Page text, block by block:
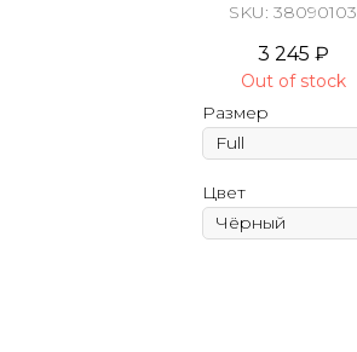
SKU: 38090103
3 245 ₽
Out of stock
Размер
Цвет